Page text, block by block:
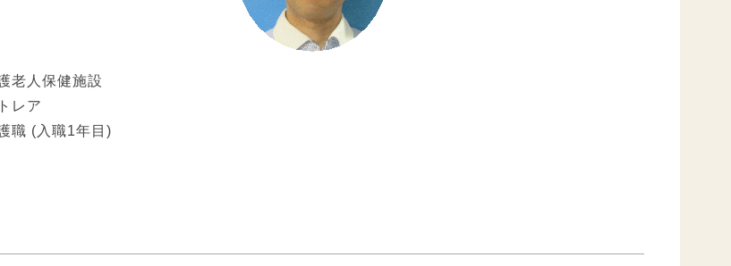
老人保健施設
レア
職 (入職1年目)